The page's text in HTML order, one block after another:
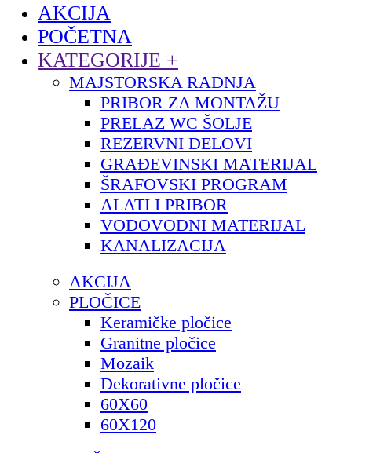
AKCIJA
POČETNA
KATEGORIJE +
MAJSTORSKA RADNJA
PRIBOR ZA MONTAŽU
PRELAZ WC ŠOLJE
REZERVNI DELOVI
GRAĐEVINSKI MATERIJAL
ŠRAFOVSKI PROGRAM
ALATI I PRIBOR
VODOVODNI MATERIJAL
KANALIZACIJA
AKCIJA
PLOČICE
Keramičke pločice
Granitne pločice
Mozaik
Dekorativne pločice
60X60
60X120